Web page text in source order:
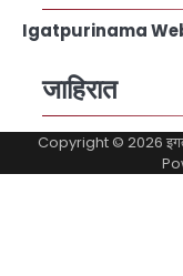
Igatpurinama
जाहिरात
Copyright © 2026